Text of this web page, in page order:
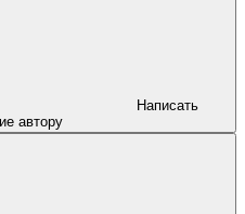
автору